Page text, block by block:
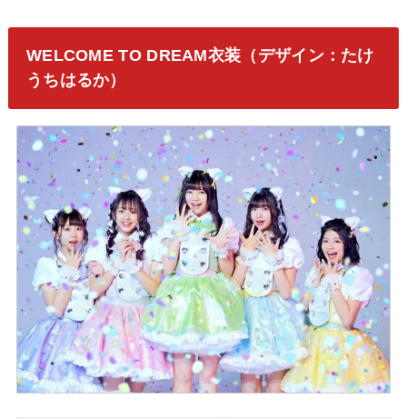
WELCOME TO DREAM衣装（デザイン：たけ
うちはるか）